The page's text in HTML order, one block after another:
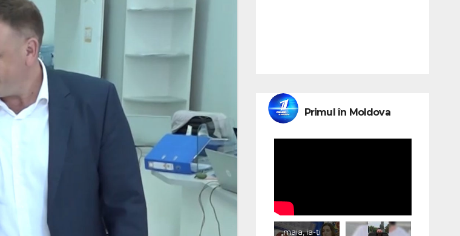
Primul în Moldova
„maia, ia-ți